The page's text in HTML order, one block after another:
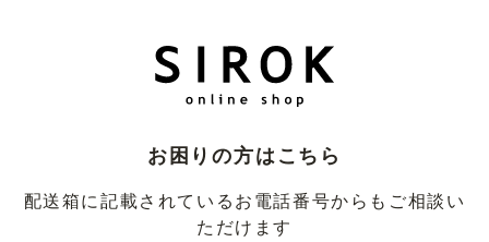
お困りの方はこちら
配送箱に記載されているお電話番号からもご相談い
ただけます